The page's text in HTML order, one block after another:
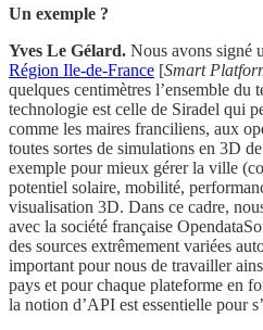
Un exemple ?
Yves Le Gélard. Nous avons signé
Région Ile-de-France [Smart
quelques centimètres l’ensemble
technologie est celle de Siradel qui
comme les maires franciliens, aux
toutes sortes de simulations en 3D
exemple pour mieux gérer la ville
potentiel solaire, mobilité,
visualisation 3D. Dans ce cadre,
avec la société française
des sources extrêmement variées
important pour nous de travailler
pays et pour chaque plateforme en
la notion d’API est essentielle pour